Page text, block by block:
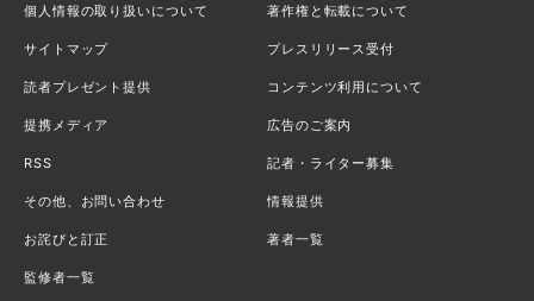
個人情報の取り扱いについて 著作権と転載について
サイトマップ プレスリリース受付
読者プレゼント提供 コンテンツ利用について
提携メディア 広告のご案内
RSS 記者・ライター募集
その他、お問い合わせ 情報提供
お詫びと訂正 著者一覧
監修者一覧